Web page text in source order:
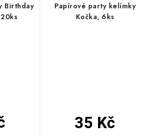
Birthday
Papírové party kelímky
Kočka, 6ks
35 Kč